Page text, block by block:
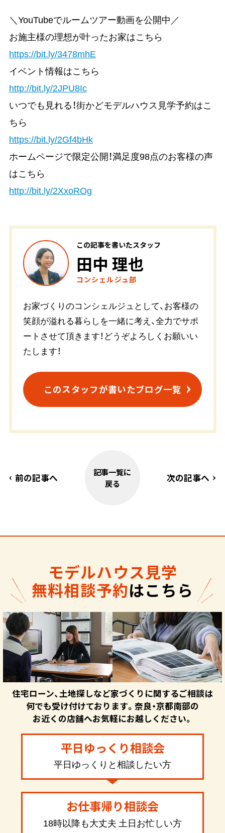
＼YouTubeでルームツアー動画を公開中／
お施主様の理想が叶ったお家はこちら
https://bit.ly/3478mhE
イベント情報はこちら
http://bit.ly/2JPU8Ic
いつでも見れる！街かどモデルハウス見学予約はこ
ちら
https://bit.ly/2Gf4bHk
ホームページで限定公開！満足度98点のお客様の声
はこちら
http://bit.ly/2XxoROg
この記事を書いたスタッフ
田中 理也
コンシェルジュ部
お家づくりのコンシェルジュとして、お客様の
笑顔が溢れる暮らしを一緒に考え、全力でサポ
ートさせて頂きます！どうぞよろしくお願いい
たします！
このスタッフが書いたブログ一覧
前の記事へ
記事一覧に
戻る
次の記事へ
モデルハウス見学
無料相談予約はこちら
住宅ローン、土地探しなど家づくりに関するご相談は
何でも受け付けております。奈良・京都南部の
お近くの店舗へお気軽にお越しください。
平日ゆっくり相談会
平日ゆっくりと相談したい方
お仕事帰り相談会
18時以降も大丈夫 土日お忙しい方